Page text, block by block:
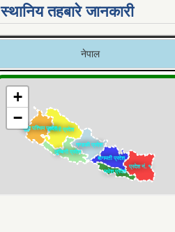
स्थानिय तहबारे जानकारी